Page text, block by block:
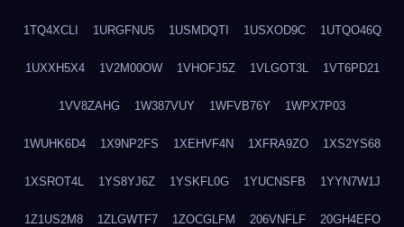
1TQ4XCLI 1URGFNU5 1USMDQTI 1USXOD9C 1UTQO46Q
1UXXH5X4 1V2M00OW 1VHOFJ5Z 1VLGOT3L 1VT6PD21
1VV8ZAHG 1W387VUY 1WFVB76Y 1WPX7P03
1WUHK6D4 1X9NP2FS 1XEHVF4N 1XFRA9ZO 1XS2YS68
1XSROT4L 1YS8YJ6Z 1YSKFL0G 1YUCNSFB 1YYN7W1J
1Z1US2M8 1ZLGWTF7 1ZOCGLFM 206VNFLF 20GH4EFO